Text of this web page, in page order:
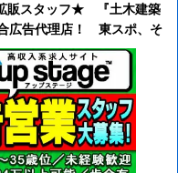
販スタッフ★ 『土木建築
広告代理店！ 東スポ、そ
営業スタッフ大募集